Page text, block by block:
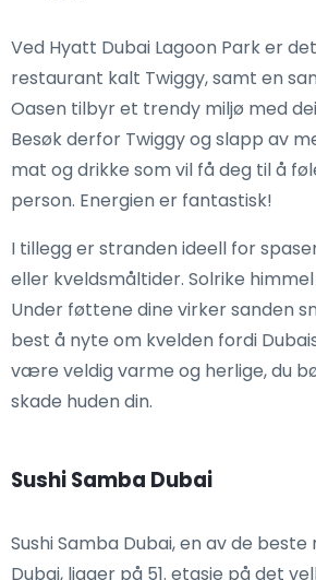
Ved Hyatt Dubai Lagoon Park er
restaurant kalt Twiggy, samt en
Oasen tilbyr et trendy miljø med
Besøk derfor Twiggy og slapp av
mat og drikke som vil få deg til å
person. Energien er fantastisk!
I tillegg er stranden ideell for
eller kveldsmåltider. Solrike himmel
Under føttene dine virker sanden
best å nyte om kvelden fordi
være veldig varme og herlige, du
skade huden din.
Sushi Samba Dubai
Sushi Samba Dubai, en av de
Dubai, ligger på 51. etasje på det